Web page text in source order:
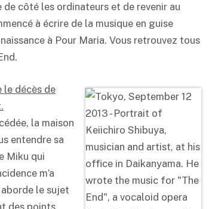
de côté les ordinateurs et de revenir au
à écrire de la musique en guise
à Pour Maria. Vous retrouvez tous
le décès de
la maison
entendre sa
Miku qui
m’a
le sujet
des points